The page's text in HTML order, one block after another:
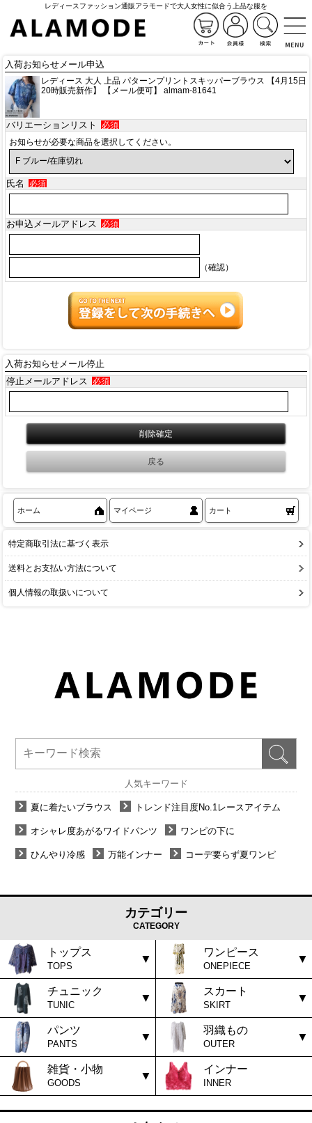
レディースファッション通販アラモードで大人女性に似合う上品な服を
入荷お知らせメール申込
レディース 大人 上品 パターンプリントスキッパーブラウス 【4月15日
20時販売新作】 【メール便可】 almam-81641
バリエーションリスト 必須
お知らせが必要な商品を選択してください。
氏名 必須
お申込メールアドレス 必須
（確認）
入荷お知らせメール停止
停止メールアドレス
必須
ホーム マイページ カート
特定商取引法に基づく表示
送料とお支払い方法について
個人情報の取扱いについて
人気キーワード
夏に着たいブラウス トレンド注目度No.1レースアイテム
オシャレ度あがるワイドパンツ ワンピの下に
ひんやり冷感 万能インナー コーデ要らず夏ワンピ
カテゴリー
CATEGORY
トップス
TOPS
ワンピース
ONEPIECE
チュニック
TUNIC
スカート
SKIRT
パンツ
PANTS
羽織もの
OUTER
雑貨・小物
GOODS
インナー
INNER